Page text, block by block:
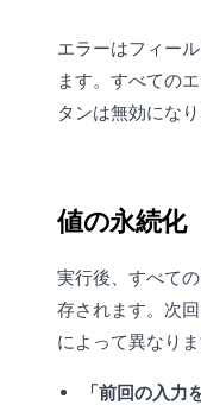
エラーはフィー
ます。すべての
タンは無効になり
値の永続化
実行後、すべて
存されます。次
によって異なりま
「前回の入力